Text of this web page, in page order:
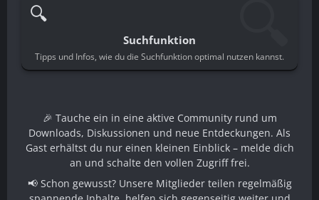
🔍
Suchfunktion
Tipps und Infos, wie du die Suchfunktion optimal nutzen kannst.
🎉 Tauche ein in eine aktive Community rund um
Downloads, Diskussionen und neue Entdeckungen. Als
Gast erhältst du nur einen kleinen Einblick – melde dich
an und schalte den vollen Zugriff frei.
📢 Schon gewusst? Unsere Mitglieder teilen regelmäßig